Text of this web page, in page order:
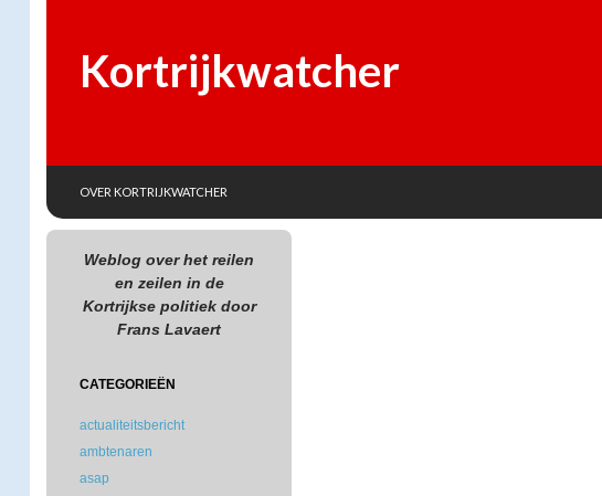
Kortrijkwatcher
OVER KORTRIJKWATCHER
Weblog over het reilen
en zeilen in de
Kortrijkse politiek door
Frans Lavaert
CATEGORIEËN
actualiteitsbericht
ambtenaren
asap